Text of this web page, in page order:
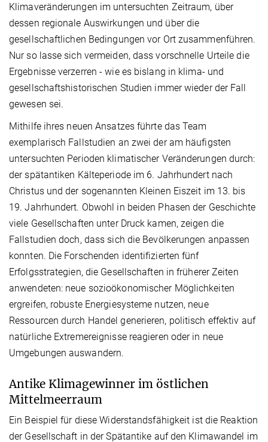
Klimaveränderungen im untersuchten Zeitraum, über
dessen regionale Auswirkungen und über die
gesellschaftlichen Bedingungen vor Ort zusammenführen.
Nur so lasse sich vermeiden, dass vorschnelle Urteile die
Ergebnisse verzerren - wie es bislang in klima- und
gesellschaftshistorischen Studien immer wieder der Fall
gewesen sei.
Mithilfe ihres neuen Ansatzes führte das Team
exemplarisch Fallstudien an zwei der am häufigsten
untersuchten Perioden klimatischer Veränderungen durch:
der spätantiken Kälteperiode im 6. Jahrhundert nach
Christus und der sogenannten Kleinen Eiszeit im 13. bis
19. Jahrhundert. Obwohl in beiden Phasen der Geschichte
viele Gesellschaften unter Druck kamen, zeigen die
Fallstudien doch, dass sich die Bevölkerungen anpassen
konnten. Die Forschenden identifizierten fünf
Erfolgsstrategien, die Gesellschaften in früherer Zeiten
anwendeten: neue sozioökonomischer Möglichkeiten
ergreifen, robuste Energiesysteme nutzen, neue
Ressourcen durch Handel generieren, politisch effektiv auf
natürliche Extremereignisse reagieren oder in neue
Umgebungen auswandern.
Antike Klimagewinner im östlichen
Mittelmeerraum
Ein Beispiel für diese Widerstandsfähigkeit ist die Reaktion
der Gesellschaft in der Spätantike auf den Klimawandel im